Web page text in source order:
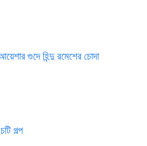
গুদে হিন্দু রমেশের চোদা
গল্প